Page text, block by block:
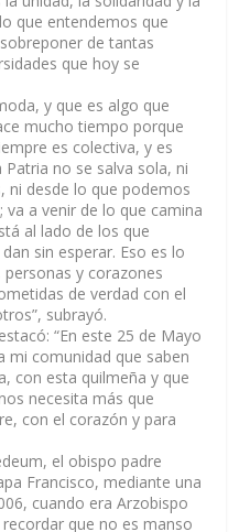
que entendemos que
de tantas
que hoy se
y que es algo que
mucho tiempo porque
es colectiva, y es
Patria no se salva sola, ni
ni desde lo que podemos
a venir de lo que camina
al lado de los que
sin esperar. Eso es lo
y corazones
de verdad con el
subrayó.
“En este 25 de Mayo
mi comunidad que saben
con esta quilmeña y que
necesita más que
con el corazón y para
el obispo padre
Francisco, mediante una
cuando era Arzobispo
recordar que no es manso